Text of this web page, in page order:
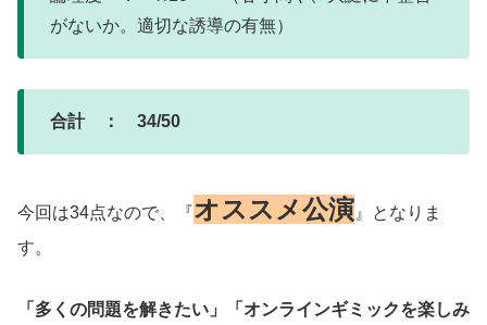
がないか。適切な誘導の有無）
合計 ： 34/50
今回は34点なので、『オススメ公演 』となりま
す。
「多くの問題を解きたい」「オンラインギミックを楽しみ